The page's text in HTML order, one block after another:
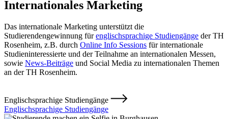
Internationales Marketing
Das internationale Marketing unterstützt die
Studierendengewinnung fürenglischsprachige Studiengänge der TH
Rosenheim, z.B. durch Online Info Sessions für internationale
Studieninteressierte und der Teilnahme an internationalen Messen,
sowie News-Beiträge und Social Media zu internationalen Themen
an der TH Rosenheim.
Englischsprachige Studiengänge
Englischsprachige Studiengänge